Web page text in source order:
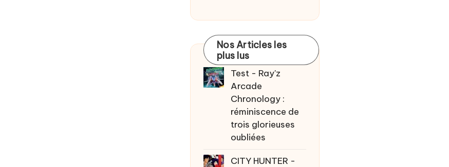
Nos Articles les
plus lus
Test - Ray'z
Arcade
Chronology :
réminiscence de
trois glorieuses
oubliées
CITY HUNTER -